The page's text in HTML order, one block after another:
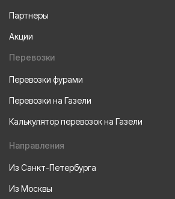
Партнеры
Акции
Перевозки
Перевозки фурами
Перевозки на Газели
Калькулятор перевозок на Газели
Направления
Из Санкт-Петербурга
Из Москвы